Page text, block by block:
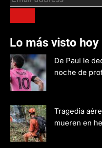
Lo más visto hoy
De Paul le
noche de
Tragedia
mueren en